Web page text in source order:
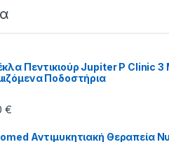
Πεντικιούρ Jupiter P Clinic 3
Ποδοστήρια
€
Αντιμυκητιακή Θεραπεία